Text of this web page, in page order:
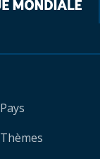
Pays
Thèmes